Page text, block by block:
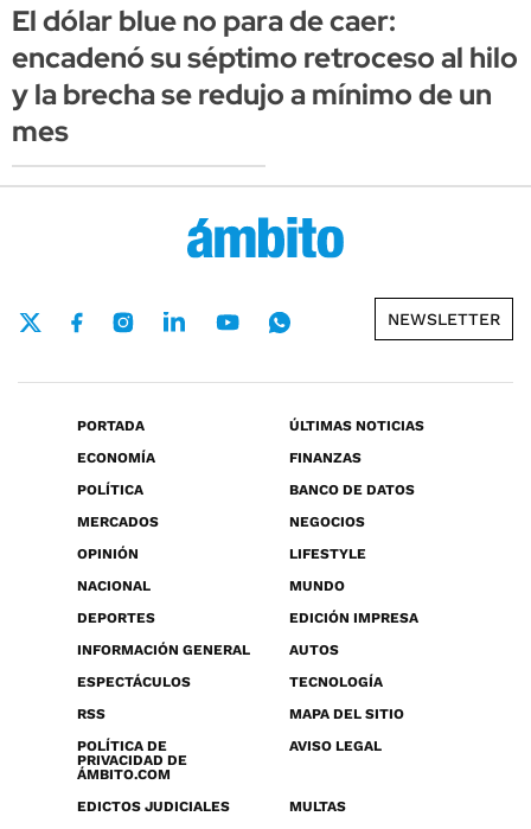
El dólar blue no para de caer:
encadenó su séptimo retroceso al hilo
y la brecha se redujo a mínimo de un
mes
NEWSLETTER
PORTADA
ÚLTIMAS NOTICIAS
ECONOMÍA
FINANZAS
POLÍTICA
BANCO DE DATOS
MERCADOS
NEGOCIOS
OPINIÓN
LIFESTYLE
NACIONAL
MUNDO
DEPORTES
EDICIÓN IMPRESA
INFORMACIÓN GENERAL
AUTOS
ESPECTÁCULOS
TECNOLOGÍA
RSS
MAPA DEL SITIO
POLÍTICA DE
PRIVACIDAD DE
ÁMBITO.COM
AVISO LEGAL
EDICTOS JUDICIALES MULTAS